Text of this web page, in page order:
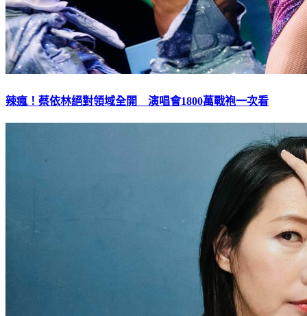
辣瘋！蔡依林絕對領域全開 演唱會1800萬戰袍一次看